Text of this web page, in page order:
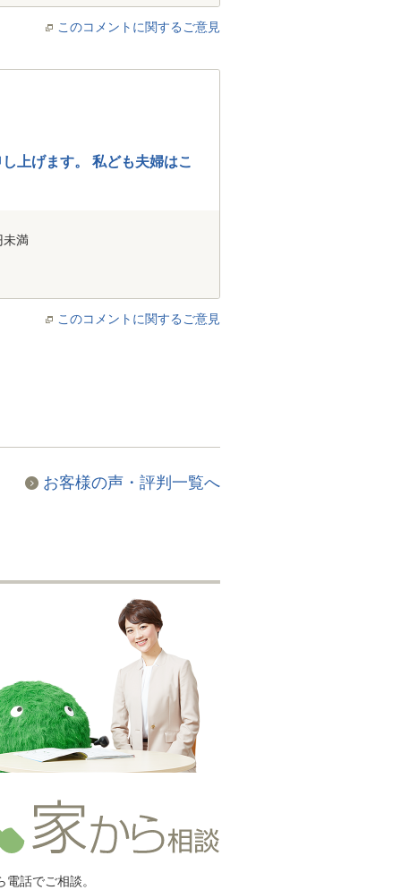
このコメントに関するご意見
上げます。 私ども夫婦はこ
未満
このコメントに関するご意見
お客様の声・評判一覧へ
電話でご相談。